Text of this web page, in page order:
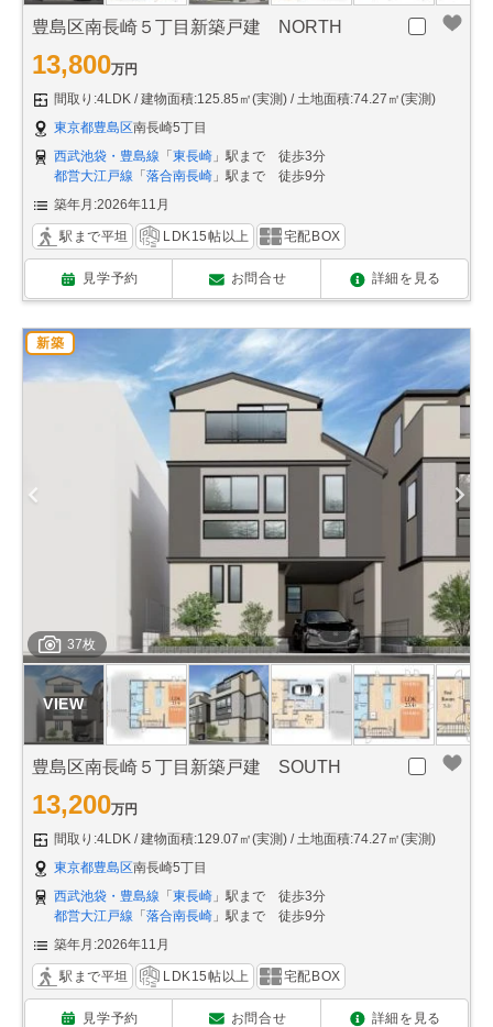
豊島区南長崎５丁目新築戸建 NORTH
13,800万円
間取り:4LDK
建物面積:125.85㎡(実測)
土地面積:74.27㎡(実測)
東京都豊島区南長崎5丁目
西武池袋・豊島線 「 東長崎 」駅まで 徒歩3分
都営大江戸線 「 落合南長崎 」駅まで 徒歩9分
築年月:2026年11月
駅まで平坦 LDK15帖以上 宅配BOX
見学予約 お問合せ 詳細を見る
37枚
新築
豊島区南長崎５丁目新築戸建 SOUTH
13,200万円
間取り:4LDK
建物面積:129.07㎡(実測)
土地面積:74.27㎡(実測)
東京都豊島区南長崎5丁目
西武池袋・豊島線 「東長崎 」駅まで 徒歩3分
都営大江戸線 「落合南長崎 」駅まで 徒歩9分
築年月:2026年11月
駅まで平坦 LDK15帖以上 宅配BOX
見学予約 お問合せ 詳細を見る